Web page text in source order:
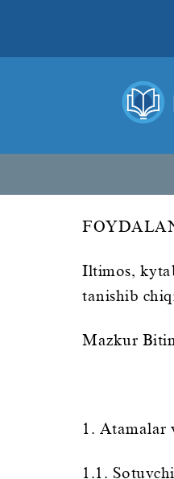
Iltimos,
tanishib
Mazkur
1. Atamalar
1.1.